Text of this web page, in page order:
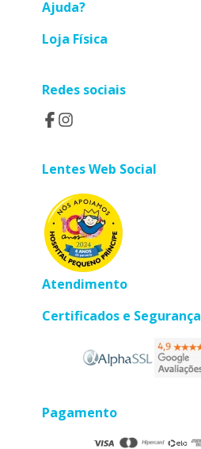
Ajuda?
Loja Física
Redes sociais
Lentes Web Social
Atendimento
Certificados e Segurança
Pagamento